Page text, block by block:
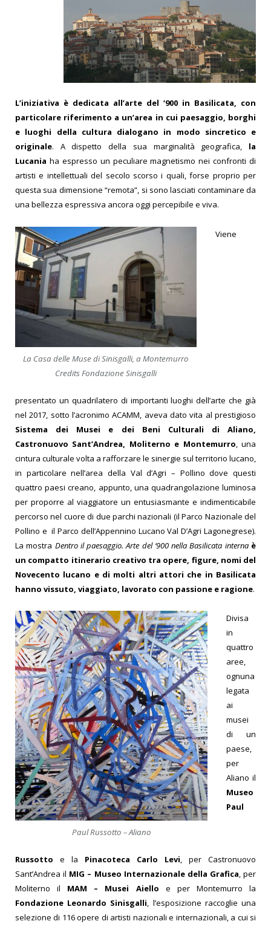
L’iniziativa è dedicata all’arte del ‘900 in Basilicata, con
particolare riferimento a un’area in cui paesaggio, borghi
e luoghi della cultura dialogano in modo sincretico e
originale. A dispetto della sua marginalità geografica, la
Lucania ha espresso un peculiare magnetismo nei confronti di
artisti e intellettuali del secolo scorso i quali, forse proprio per
questa sua dimensione “remota”, si sono lasciati contaminare da
una bellezza espressiva ancora oggi percepibile e viva.
La Casa delle Muse di Sinisgalli, a Montemurro
Credits Fondazione Sinisgalli
Viene
presentato un quadrilatero di importanti luoghi dell’arte che già
nel 2017, sotto l’acronimo ACAMM, aveva dato vita al prestigioso
Sistema dei Musei e dei Beni Culturali di Aliano,
Castronuovo Sant’Andrea, Moliterno e Montemurro , una
cintura culturale volta a rafforzare le sinergie sul territorio lucano,
in particolare nell’area della Val d’Agri – Pollino dove questi
quattro paesi creano, appunto, una quadrangolazione luminosa
per proporre al viaggiatore un entusiasmante e indimenticabile
percorso nel cuore di due parchi nazionali (il Parco Nazionale del
Pollino e il Parco dell’Appennino Lucano Val D’Agri Lagonegrese).
La mostra Dentro il paesaggio. Arte del ‘900 nella Basilicata interna è
un compatto itinerario creativo tra opere, figure, nomi del
Novecento lucano e di molti altri attori che in Basilicata
hanno vissuto, viaggiato, lavorato con passione e ragione.
Paul Russotto – Aliano
Divisa
in
quattro
aree,
ognuna
legata
ai
musei
di un
paese,
per
Aliano il
Museo
Paul
Russotto e la Pinacoteca Carlo Levi, per Castronuovo
Sant’Andrea il MIG – Museo Internazionale della Grafica, per
Moliterno il MAM – Musei Aiello e per Montemurro la
Fondazione Leonardo Sinisgalli, l’esposizione raccoglie una
selezione di 116 opere di artisti nazionali e internazionali, a cui si